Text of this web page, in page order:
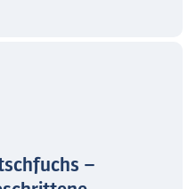
–